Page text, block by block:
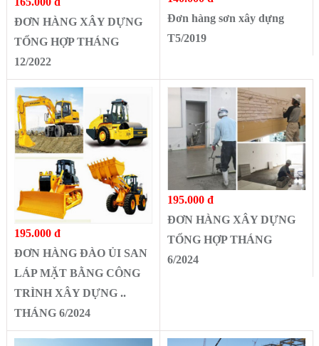
ĐƠN HÀNG XÂY DỰNG
TỔNG HỢP THÁNG
12/2022
Đơn hàng sơn xây dựng
T5/2019
195.000 đ
ĐƠN HÀNG ĐÀO ỦI SAN
LÁP MẶT BẰNG CÔNG
TRÌNH XÂY DỰNG ..
THÁNG 6/2024
195.000 đ
ĐƠN HÀNG XÂY DỰNG
TỔNG HỢP THÁNG
6/2024